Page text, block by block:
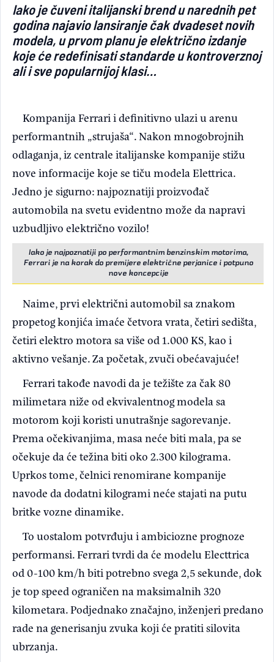
Iako je čuveni italijanski brend u narednih pet
godina najavio lansiranje čak dvadeset novih
modela, u prvom planu je električno izdanje
koje će redefinisati standarde u kontroverznoj
ali i sve popularnijoj klasi…
Kompanija Ferrari i definitivno ulazi u arenu
performantnih „strujaša“. Nakon mnogobrojnih
odlaganja, iz centrale italijanske kompanije stižu
nove informacije koje se tiču modela Elettrica.
Jedno je sigurno: najpoznatiji proizvođač
automobila na svetu evidentno može da napravi
uzbudljivo električno vozilo!
Iako je najpoznatiji po performantnim benzinskim motorima,
Ferrari je na korak do premijere električne perjanice i potpuno
nove koncepcije
Naime, prvi električni automobil sa znakom
propetog konjića imaće četvora vrata, četiri sedišta,
četiri elektro motora sa više od 1.000 KS, kao i
aktivno vešanje. Za početak, zvuči obećavajuće!
Ferrari takođe navodi da je težište za čak 80
milimetara niže od ekvivalentnog modela sa
motorom koji koristi unutrašnje sagorevanje.
Prema očekivanjima, masa neće biti mala, pa se
očekuje da će težina biti oko 2.300 kilograma.
Uprkos tome, čelnici renomirane kompanije
navode da dodatni kilogrami neće stajati na putu
britke vozne dinamike.
To uostalom potvrđuju i ambiciozne prognoze
performansi. Ferrari tvrdi da će modelu Electtrica
od 0-100 km/h biti potrebno svega 2,5 sekunde, dok
je top speed ograničen na maksimalnih 320
kilometara. Podjednako značajno, inženjeri predano
rade na generisanju zvuka koji će pratiti silovita
ubrzanja.